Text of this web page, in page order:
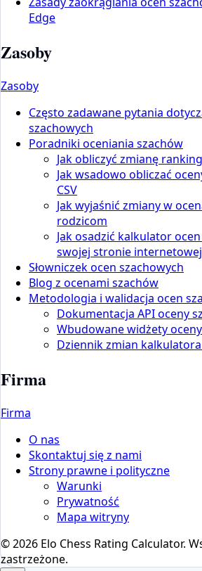
Edge
Zasoby
Zasoby
Często zadawane pytania
szachowych
Poradniki oceniania szachów
Jak obliczyć zmianę
Jak wsadowo obliczać
CSV
Jak wyjaśnić zmiany w
rodzicom
Jak osadzić kalkulator
swojej stronie internetowej
Słowniczek ocen szachowych
Blog z ocenami szachów
Metodologia i walidacja ocen
Dokumentacja API oceny
Wbudowane widżety
Dziennik zmian
Firma
Firma
O nas
Skontaktuj się z nami
Strony prawne i polityczne
Warunki
Prywatność
Mapa witryny
© 2026 Elo Chess Rating Calculator.
zastrzeżone.